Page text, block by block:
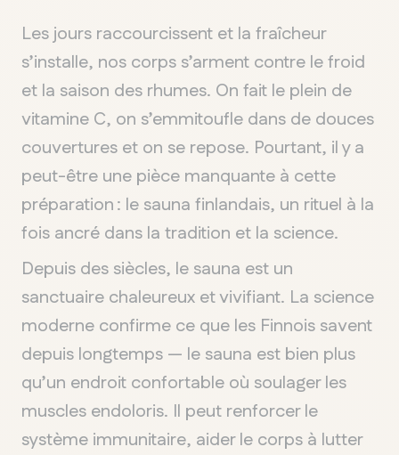
Les jours raccourcissent et la fraîcheur
s’installe, nos corps s’arment contre le froid
et la saison des rhumes. On fait le plein de
vitamine C, on s’emmitoufle dans de douces
couvertures et on se repose. Pourtant, il y a
peut-être une pièce manquante à cette
préparation : le sauna finlandais, un rituel à la
fois ancré dans la tradition et la science.
Depuis des siècles, le sauna est un
sanctuaire chaleureux et vivifiant. La science
moderne confirme ce que les Finnois savent
depuis longtemps — le sauna est bien plus
qu’un endroit confortable où soulager les
muscles endoloris. Il peut renforcer le
système immunitaire, aider le corps à lutter